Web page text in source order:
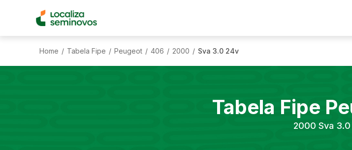
Home / Tabela Fipe / Peugeot / 406 / 2000 / Sva 3.0 24v
Tabela Fipe
2000 Sva